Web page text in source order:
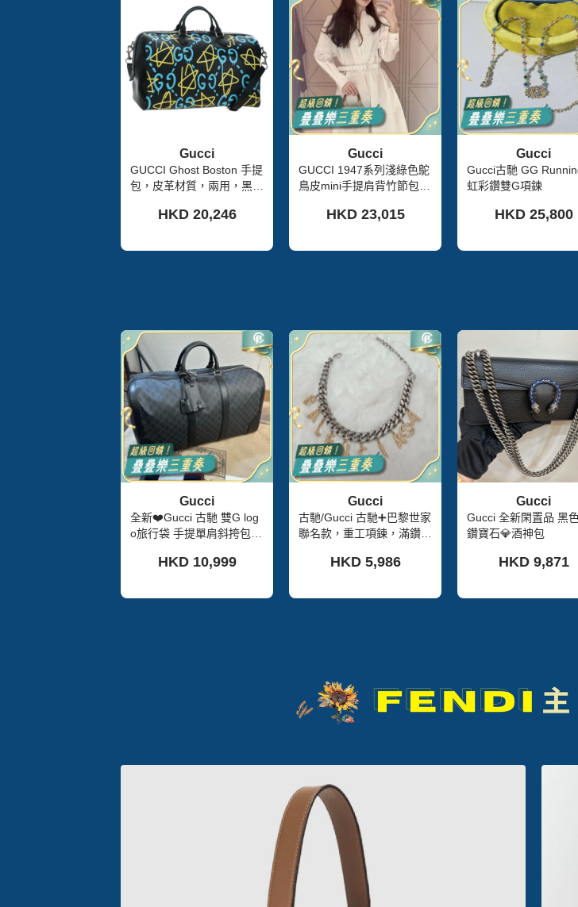
Gucci
GUCCI Ghost Boston 手提
包，皮革材質，兩用，黑
24SAMHKD 20,246
Gucci
GUCCI 1947系列淺綠色鴕
鳥皮mini手提肩背竹節包 1
HKD 23,015
Gucci
Gucci古馳 GG
虹彩鑽雙G項鍊
HKD 25,800
Gucci
全新❤️Gucci 古馳 雙G log
o旅行袋 手提單肩斜挎包
日常健身旅行
HKD 10,999
Gucci
古馳/Gucci 古馳➕巴黎世家
聯名款，重工項鍊，滿鑽，
件，專櫃價11200
HKD 5,986
Gucci
Gucci 全新閑置品 黑
鑽寶石💎酒神包
HKD 9,871